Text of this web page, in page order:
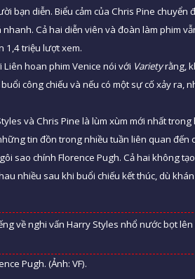
bạn diễn. Biểu cảm của Chris Pine
Cả hai diễn viên và đoàn làm phim
1,4 triệu lượt xem.
hoan phim Venice nói với Varietyrằng,
công chiếu và nếu có một sự cố xảy
và Chris Pine là lùm xùm mới nhất
tin đồn trong nhiều tuần liên quan
sao chính Florence Pugh. Cả hai không
nhiều sau khi buổi chiếu kết thúc, dù
Pugh. (Ảnh: VF).